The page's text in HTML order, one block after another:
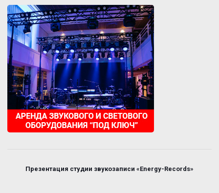
Презентация студии звукозаписи «Energy-Records»